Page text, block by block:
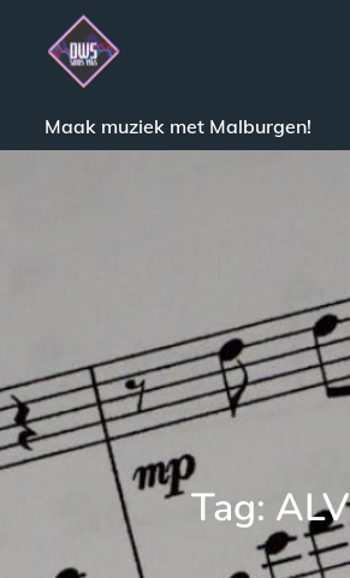
Maak muziek met Malburgen!
Tag: ALV